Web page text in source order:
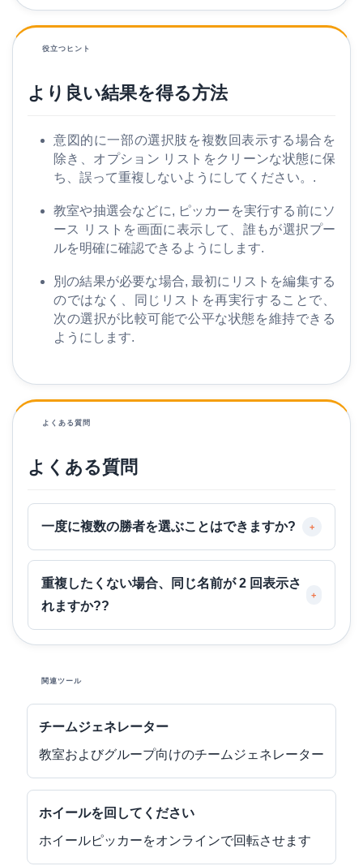
役立つヒント
より良い結果を得る方法
意図的に一部の選択肢を複数回表示する場合を
除き、オプション リストをクリーンな状態に保
ち、誤って重複しないようにしてください。.
教室や抽選会などに, ピッカーを実行する前にソ
ース リストを画面に表示して、誰もが選択プー
ルを明確に確認できるようにします.
別の結果が必要な場合, 最初にリストを編集する
のではなく、同じリストを再実行することで、
次の選択が比較可能で公平な状態を維持できる
ようにします.
よくある質問
よくある質問
一度に複数の勝者を選ぶことはできますか? +
重複したくない場合、同じ名前が 2 回表示さ
れますか??
+
関連ツール
チームジェネレーター
教室およびグループ向けのチームジェネレーター
ホイールを回してください
ホイールピッカーをオンラインで回転させます